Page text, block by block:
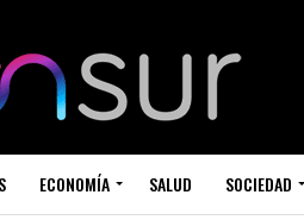
ECONOMÍA SALUD SOCIEDAD